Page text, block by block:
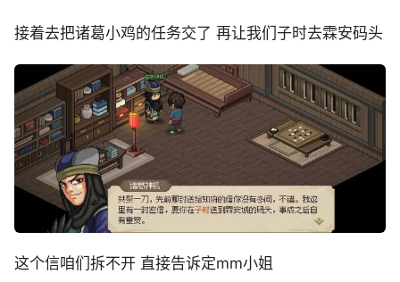
接着去把诸葛小鸡的任务交了 再让我们子时去霖安码头
这个信咱们拆不开 直接告诉定mm小姐